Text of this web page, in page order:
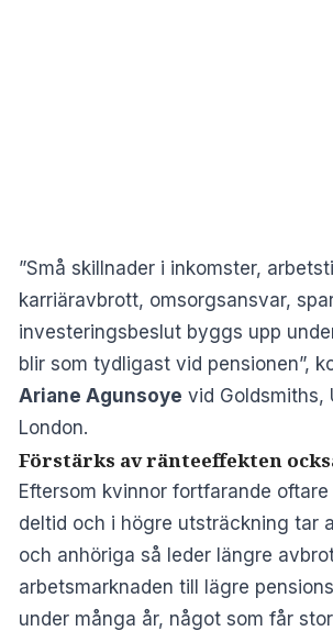
”Små skillnader i inkomster,
karriäravbrott, omsorgsansvar,
investeringsbeslut byggs upp
blir som tydligast vid pensionen”,
Ariane Agunsoye vid Goldsmiths,
London.
Förstärks av ränteeffekten
Eftersom kvinnor fortfarande
deltid och i högre utsträckning tar
och anhöriga så leder längre
arbetsmarknaden till lägre
under många år, något som får